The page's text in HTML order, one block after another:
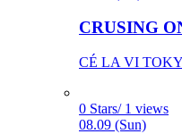
CRUSING
CÉ LA VI
0 Stars/ 1 views
08.09 (Sun)